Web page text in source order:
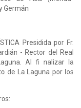
Germán
Presidida por Fr.
- Rector del Real
Al fi nalizar la
de La Laguna por los